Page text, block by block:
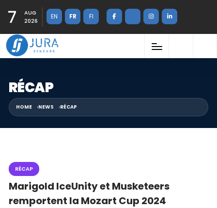
7
AUG
2026
EN FR FI
RÉCAP
HOME NEWS RÉCAP
RÉCAP
Marigold IceUnity et Musketeers
remportent la Mozart Cup 2024